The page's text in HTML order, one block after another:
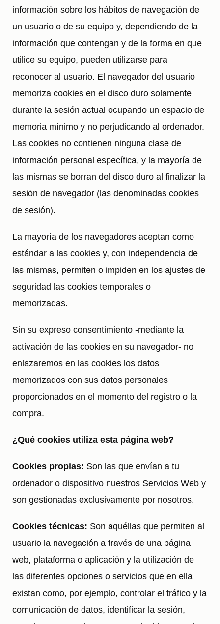
información sobre los hábitos de navegación de
un usuario o de su equipo y, dependiendo de la
información que contengan y de la forma en que
utilice su equipo, pueden utilizarse para
reconocer al usuario. El navegador del usuario
memoriza cookies en el disco duro solamente
durante la sesión actual ocupando un espacio de
memoria mínimo y no perjudicando al ordenador.
Las cookies no contienen ninguna clase de
información personal específica, y la mayoría de
las mismas se borran del disco duro al finalizar la
sesión de navegador (las denominadas cookies
de sesión).
La mayoría de los navegadores aceptan como
estándar a las cookies y, con independencia de
las mismas, permiten o impiden en los ajustes de
seguridad las cookies temporales o
memorizadas.
Sin su expreso consentimiento -mediante la
activación de las cookies en su navegador- no
enlazaremos en las cookies los datos
memorizados con sus datos personales
proporcionados en el momento del registro o la
compra.
¿Qué cookies utiliza esta página web?
Cookies propias: Son las que envían a tu
ordenador o dispositivo nuestros Servicios Web y
son gestionadas exclusivamente por nosotros.
Cookies técnicas: Son aquéllas que permiten al
usuario la navegación a través de una página
web, plataforma o aplicación y la utilización de
las diferentes opciones o servicios que en ella
existan como, por ejemplo, controlar el tráfico y la
comunicación de datos, identificar la sesión,